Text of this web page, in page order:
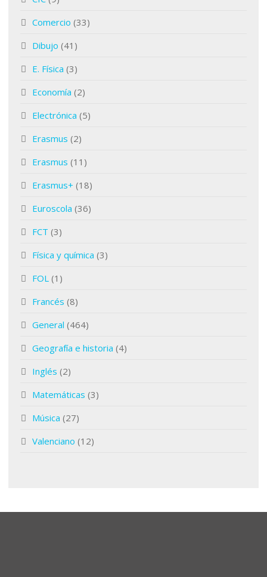
Comercio (33)
Dibujo (41)
E. Física (3)
Economía (2)
Electrónica (5)
Erasmus (2)
Erasmus (11)
Erasmus+ (18)
Euroscola (36)
FCT (3)
Física y química (3)
FOL (1)
Francés (8)
General (464)
Geografía e historia (4)
Inglés (2)
Matemáticas (3)
Música (27)
Valenciano (12)